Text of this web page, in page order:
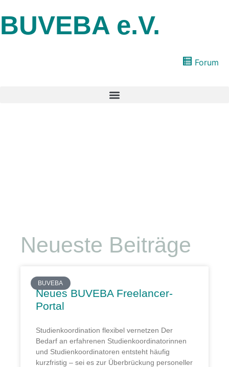
BUVEBA e.V.
Forum
Neueste Beiträge
BUVEBA
Neues BUVEBA Freelancer-
Portal
Studienkoordination flexibel vernetzen Der
Bedarf an erfahrenen Studienkoordinatorinnen
und Studienkoordinatoren entsteht häufig
kurzfristig – sei es zur Überbrückung personeller